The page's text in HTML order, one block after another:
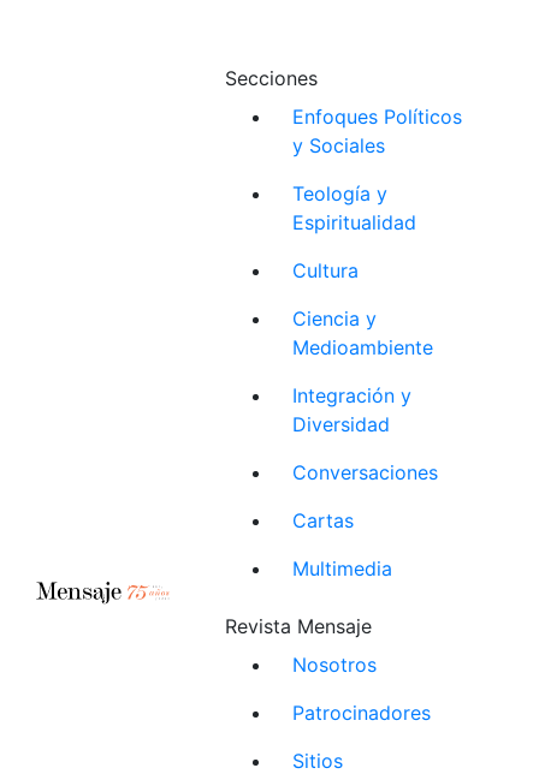
Secciones
Enfoques Políticos
y Sociales
Teología y
Espiritualidad
Cultura
Ciencia y
Medioambiente
Integración y
Diversidad
Conversaciones
Cartas
Multimedia
Revista Mensaje
Nosotros
Patrocinadores
Sitios